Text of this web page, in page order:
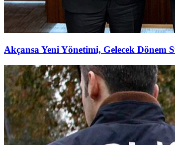
Akçansa Yeni Yönetimi, Gelecek Dönem